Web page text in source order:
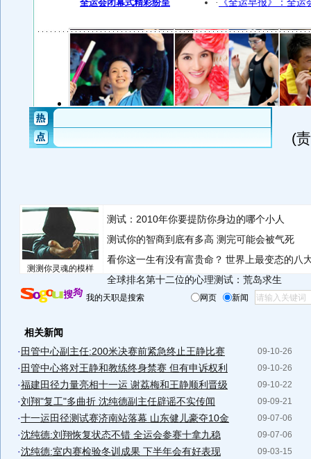
(
测测你灵魂的模样
测试：2010年你要提防你身边的哪个小人
测试你的智商到底有多高 测完可能会被气死
看你这一生有没有富贵命？ 世界上最变态的八
全球排名第十二位的心理测试：荒岛求生
我的天职是搜索 网页 新闻
相关新闻
09-10-26
· 田管中心副主任:200米决赛前紧急终止王静比赛
09-10-26
· 田管中心将对王静和教练终身禁赛 但有申诉权利
09-10-22
·福建田径力量亮相十一运 谢荔梅和王静顺利晋级
09-09-21
·刘翔"复工"多曲折 沈纯德副主任辟谣不实传闻
09-07-06
·十一运田径测试赛济南站落幕 山东健儿豪夺10金
09-07-06
·沈纯德:刘翔恢复状态不错 全运会参赛十拿九稳
09-03-15
·沈纯德:室内赛检验冬训成果 下半年会有好表现